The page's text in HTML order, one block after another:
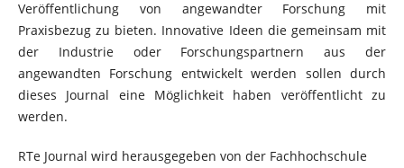
Veröffentlichung von angewandter Forschung mit
Praxisbezug zu bieten. Innovative Ideen die gemeinsam mit
der Industrie oder Forschungspartnern aus der
angewandten Forschung entwickelt werden sollen durch
dieses Journal eine Möglichkeit haben veröffentlicht zu
werden.
RTe Journal wird herausgegeben von der Fachhochschule